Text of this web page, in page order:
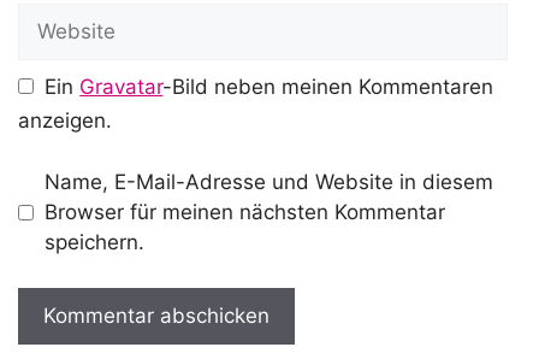
Website
Ein Gravatar-Bild neben meinen Kommentaren
anzeigen.
Name, E-Mail-Adresse und Website in diesem
Browser für meinen nächsten Kommentar
speichern.